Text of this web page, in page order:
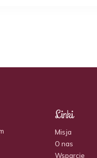
Linki
Misja
O nas
Wsparcie